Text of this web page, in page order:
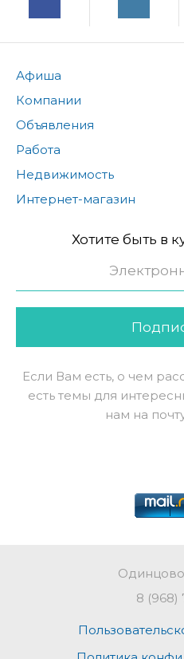
Афиша
Компании
Объявления
Работа
Недвижимость
Интернет-магазин
Хотите быть в
Если Вам есть, о чем
есть темы для
нам на
8 (968)